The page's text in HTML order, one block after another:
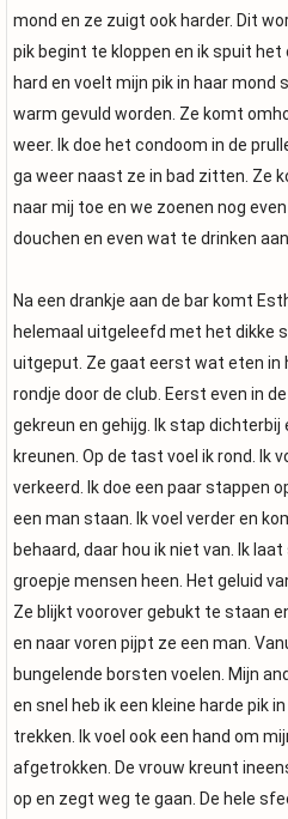
mond en ze zuigt ook harder. Dit
pik begint te kloppen en ik spuit het
hard en voelt mijn pik in haar
warm gevuld worden. Ze komt
weer. Ik doe het condoom in de
ga weer naast ze in bad zitten. Ze
naar mij toe en we zoenen nog
douchen en even wat te drinken aan
Na een drankje aan de bar komt
helemaal uitgeleefd met het dikke
uitgeput. Ze gaat eerst wat eten in
rondje door de club. Eerst even in
gekreun en gehijg. Ik stap
kreunen. Op de tast voel ik rond. Ik
verkeerd. Ik doe een paar stappen
een man staan. Ik voel verder en
behaard, daar hou ik niet van. Ik
groepje mensen heen. Het geluid
Ze blijkt voorover gebukt te staan
en naar voren pijpt ze een man.
bungelende borsten voelen. Mijn
en snel heb ik een kleine harde pik
trekken. Ik voel ook een hand om
afgetrokken. De vrouw kreunt
op en zegt weg te gaan. De hele